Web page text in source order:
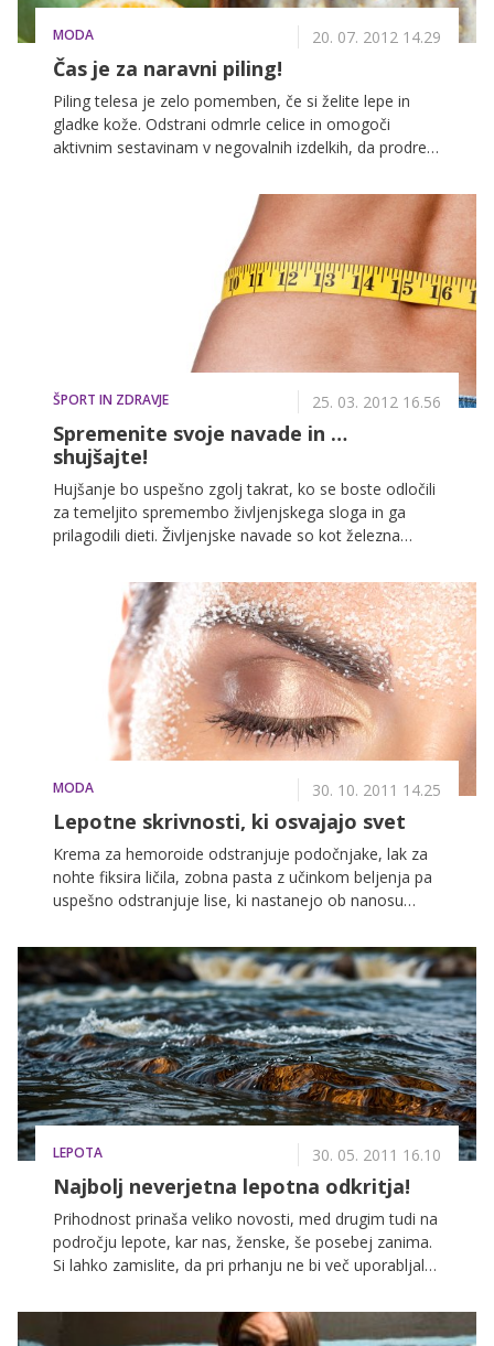
MODA 20. 07. 2012 14.29
Čas je za naravni piling!
Piling telesa je zelo pomemben, če si želite lepe in
gladke kože. Odstrani odmrle celice in omogoči
aktivnim sestavinam v negovalnih izdelkih, da prodrejo
doma pripravite povsem naravni piling, ki je prijazen
koži in tudi denarnici. Ponujamo vam nekaj enostavnih
ŠPORT IN ZDRAVJE 25. 03. 2012 16.56
Spremenite svoje navade in …
shujšajte!
Hujšanje bo uspešno zgolj takrat, ko se boste odločili
za temeljito spremembo življenjskega sloga in ga
prilagodili dieti. Življenjske navade so kot železna
vsakdan vnesli sledeče nasvete, bodo kilogrami
skopneli hitreje, kot ste pričakovali. Naj se
sprememba življenjskega sloga začne pri kozarcu
vode in nadaljuje z naslednjimi nasveti.
MODA 30. 10. 2011 14.25
Lepotne skrivnosti, ki osvajajo svet
Krema za hemoroide odstranjuje podočnjake, lak za
nohte fiksira ličila, zobna pasta z učinkom beljenja pa
uspešno odstranjuje lise, ki nastanejo ob nanosu
skrivnosti nikoli ne izdajo svoji boljši polovici, mi pa
smo pripravili nekaj bizarnih, a učinkovitih nasvetov, ki
jih brez skrbi lahko delite s svojimi prijateljicami.
LEPOTA 30. 05. 2011 16.10
Najbolj neverjetna lepotna odkritja!
Prihodnost prinaša veliko novosti, med drugim tudi na
področju lepote, kar nas, ženske, še posebej zanima.
Si lahko zamislite, da pri prhanju ne bi več uporabljale
kreme nanesite na telo? Vse to in še več nas morda
čaka že v prihodnjih letih.